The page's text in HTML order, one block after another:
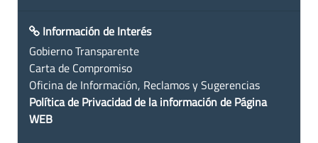
Información de Interés
Gobierno Transparente
Carta de Compromiso
Oficina de Información, Reclamos y Sugerencias
Política de Privacidad de la información de Página
WEB